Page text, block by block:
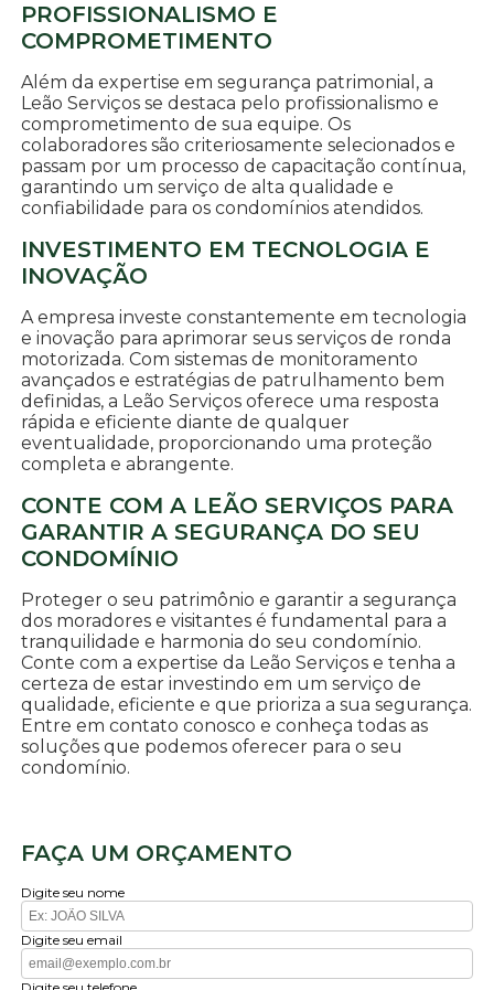
PROFISSIONALISMO E
COMPROMETIMENTO
Além da expertise em segurança patrimonial, a
Leão Serviços se destaca pelo profissionalismo e
comprometimento de sua equipe. Os
colaboradores são criteriosamente selecionados e
passam por um processo de capacitação contínua,
garantindo um serviço de alta qualidade e
confiabilidade para os condomínios atendidos.
INVESTIMENTO EM TECNOLOGIA E
INOVAÇÃO
A empresa investe constantemente em tecnologia
e inovação para aprimorar seus serviços de ronda
motorizada. Com sistemas de monitoramento
avançados e estratégias de patrulhamento bem
definidas, a Leão Serviços oferece uma resposta
rápida e eficiente diante de qualquer
eventualidade, proporcionando uma proteção
completa e abrangente.
CONTE COM A LEÃO SERVIÇOS PARA
GARANTIR A SEGURANÇA DO SEU
CONDOMÍNIO
Proteger o seu patrimônio e garantir a segurança
dos moradores e visitantes é fundamental para a
tranquilidade e harmonia do seu condomínio.
Conte com a expertise da Leão Serviços e tenha a
certeza de estar investindo em um serviço de
qualidade, eficiente e que prioriza a sua segurança.
Entre em contato conosco e conheça todas as
soluções que podemos oferecer para o seu
condomínio.
FAÇA UM ORÇAMENTO
Digite seu nome
Digite seu email